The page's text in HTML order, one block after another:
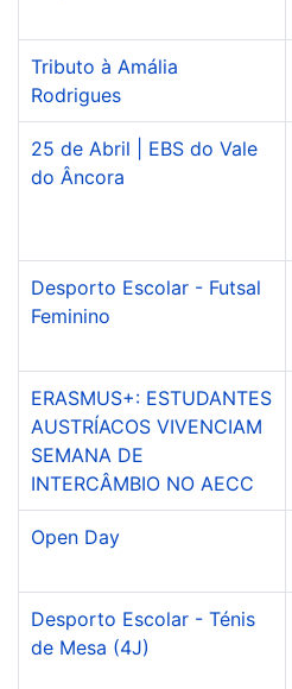
Tributo à Amália
Rodrigues
25 de Abril | EBS do Vale
do Âncora
Desporto Escolar - Futsal
Feminino
ERASMUS+: ESTUDANTES
AUSTRÍACOS VIVENCIAM
SEMANA DE
INTERCÂMBIO NO AECC
Open Day
Desporto Escolar - Ténis
de Mesa (4J)